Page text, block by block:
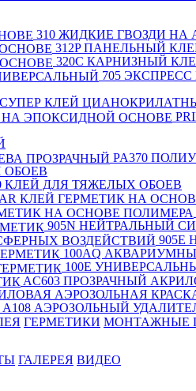
310 ЖИДКИЕ ГВОЗДИ
312P ПАНЕЛЬНЫЙ
320C КАРНИЗНЫЙ
705
СУПЕР КЛЕЙ
PA370
ОБОЕВ
КЛЕЙ ДЛЯ ТЯЖЕЛЫХ ОБОЕВ
КЛЕЙ ГЕРМЕТИК НА
905N НЕЙТРАЛЬНЫЙ
905Е
100AQ
100E
AC603 ПРОЗРАЧНЫЙ
АЭРОЗОЛЬНАЯ
А108 АЭРОЗОЛЬНЫЙ
ГЕРМЕТИКИ МОНТАЖНЫЕ
ГАЛЕРЕЯ ВИДЕО